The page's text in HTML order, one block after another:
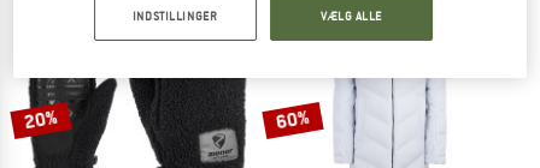
20% 60%
INDSTILLINGER VÆLG ALLE